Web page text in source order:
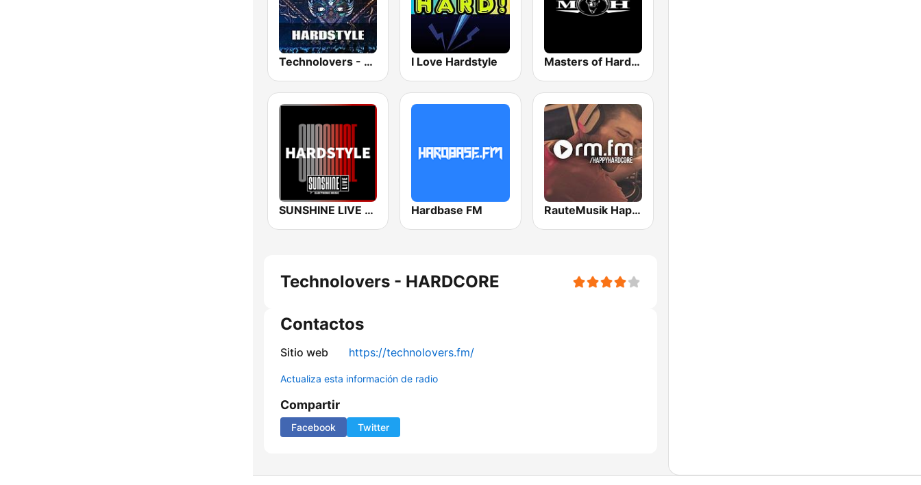
Technolovers - HARDSTYLE I Love Hardstyle Masters of Hardcore
SUNSHINE LIVE - Hardstyle Hardbase FM RauteMusik Happy Hardcore
Technolovers - HARDCORE
Contactos
Sitio web https://technolovers.fm/
Actualiza esta información de radio
Compartir
Facebook Twitter